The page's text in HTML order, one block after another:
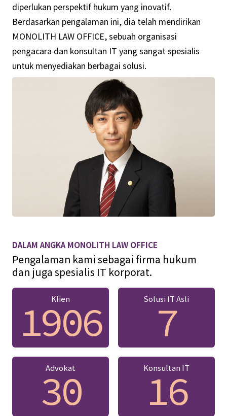
diperlukan perspektif hukum yang inovatif.
Berdasarkan pengalaman ini, dia telah mendirikan
MONOLITH LAW OFFICE, sebuah organisasi
pengacara dan konsultan IT yang sangat spesialis
untuk menyediakan berbagai solusi.
DALAM ANGKA MONOLITH LAW OFFICE
Pengalaman kami sebagai firma hukum
dan juga spesialis IT korporat.
Klien
1906 Solusi IT Asli
7
Advokat
30 Konsultan IT
16